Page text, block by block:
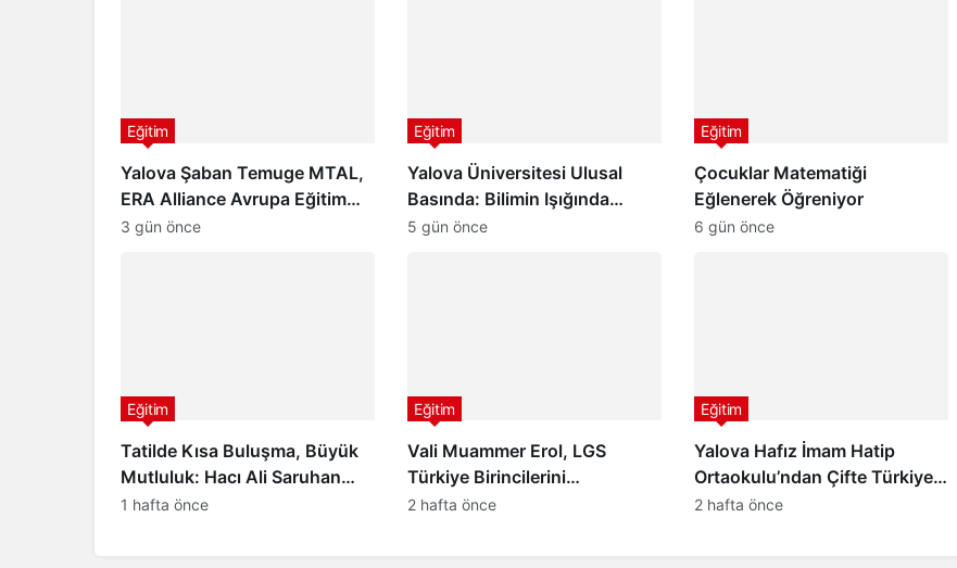
Yalova Şaban Temuge MTAL,
ERA Alliance Avrupa Eğitim
Ağına Katıldı
Eğitim
3 gün önce
Yalova Üniversitesi Ulusal
Basında: Bilimin Işığında
Geleceğe Güçlü Adımlar
Eğitim
5 gün önce
Çocuklar Matematiği
Eğlenerek Öğreniyor
Eğitim
6 gün önce
Tatilde Kısa Buluşma, Büyük
Mutluluk: Hacı Ali Saruhan
İlkokulu ve Ortaokulu’ndan
Eğitim
1 hafta önce
Vali Muammer Erol, LGS
Türkiye Birincilerini
Makamında Ağırladı
Eğitim
2 hafta önce
Yalova Hafız İmam Hatip
Ortaokulu’ndan Çifte Türkiye
Birinciliği! YKS 2026 ve LGS’de
Eğitim
2 hafta önce